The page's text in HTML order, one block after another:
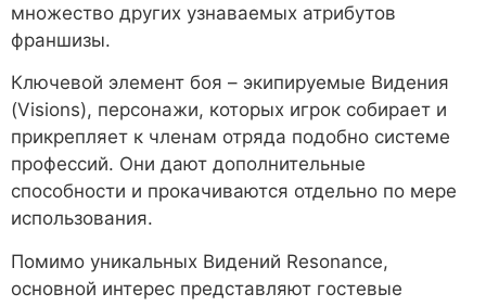
множество других узнаваемых атрибутов
франшизы.
Ключевой элемент боя – экипируемые Видения
(Visions), персонажи, которых игрок собирает и
прикрепляет к членам отряда подобно системе
профессий. Они дают дополнительные
способности и прокачиваются отдельно по мере
использования.
Помимо уникальных Видений Resonance,
основной интерес представляют гостевые